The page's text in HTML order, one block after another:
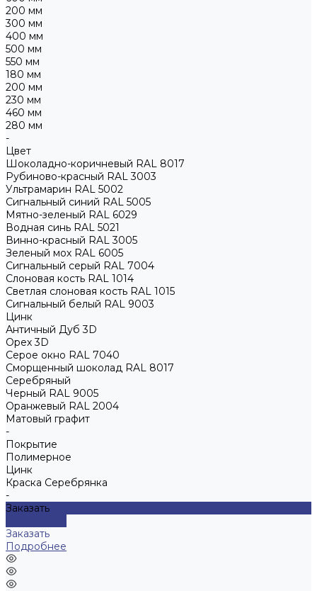
200 мм
300 мм
400 мм
500 мм
550 мм
180 мм
200 мм
230 мм
460 мм
280 мм
-
Цвет
Шоколадно-коричневый RAL 8017
Рубиново-красный RAL 3003
Ультрамарин RAL 5002
Сигнальный синий RAL 5005
Мятно-зеленый RAL 6029
Водная синь RAL 5021
Винно-красный RAL 3005
Зеленый мох RAL 6005
Сигнальный серый RAL 7004
Слоновая кость RAL 1014
Светлая слоновая кость RAL 1015
Сигнальный белый RAL 9003
Цинк
Античный Дуб 3D
Орех 3D
Серое окно RAL 7040
Сморщенный шоколад RAL 8017
Серебряный
Черный RAL 9005
Оранжевый RAL 2004
Матовый графит
-
Покрытие
Полимерное
Цинк
Краска Серебрянка
-
Заказать
Заказать
Подробнее